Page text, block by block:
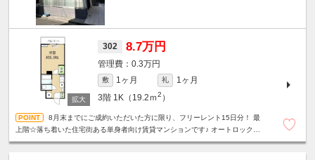
302 8.7万円
0.3万円
敷 1ヶ月 礼
1ヶ月
3階 1K（19.2ｍ2 ）
8月末までにご成約いただいた方に限り、フリーレント15日分！ 最
上階☆落ち着いた住宅街ある単身者向け賃貸マンションです♪ オートロック☆